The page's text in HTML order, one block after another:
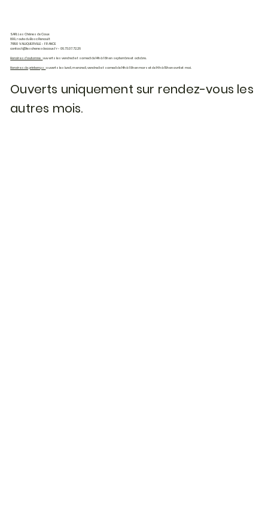
SARL Les Chênes de Caux
899, route du Bosc Renault
76190 VALLIQUERVILLE - FRANCE
contact@leschenesdecaux.fr- 06.73.07.72.26
Horaires d'automne :ouverts les vendredi et samedi de 14h à 18h en septembre et octobre.
Horaires de printemps :ouverts les lundi, mercredi, vendredi et samedi de 14h à 18h en mars et de 14h à 19h en avril et mai.
Ouverts uniquement sur rendez-vous les
autres mois.